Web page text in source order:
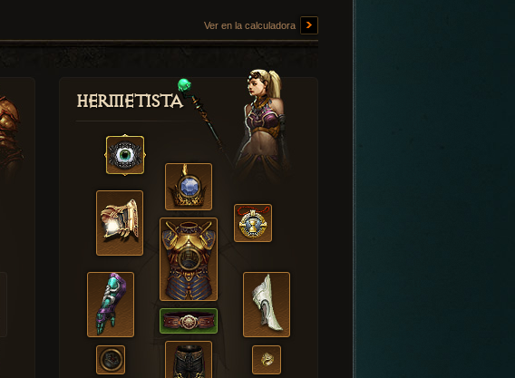
Ver en la calculadora
Hermetista